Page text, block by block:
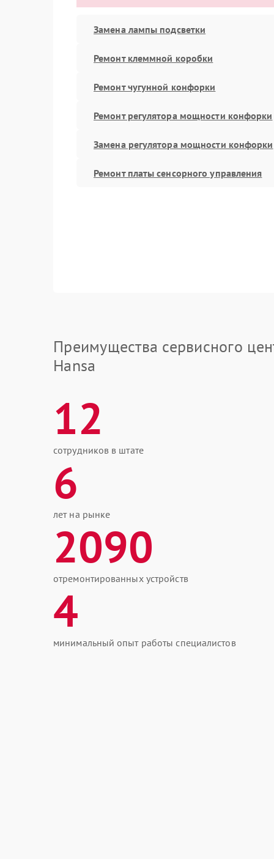
Замена лампы подсветки
Ремонт клеммной коробки
Ремонт чугунной конфорки
Ремонт регулятора мощности конфорки
Замена регулятора мощности конфорки
Ремонт платы сенсорного управления
Преимущества сервисного
Hansa
12
сотрудников в штате
6
лет на рынке
2090
отремонтированных устройств
4
минимальный опыт работы специалистов